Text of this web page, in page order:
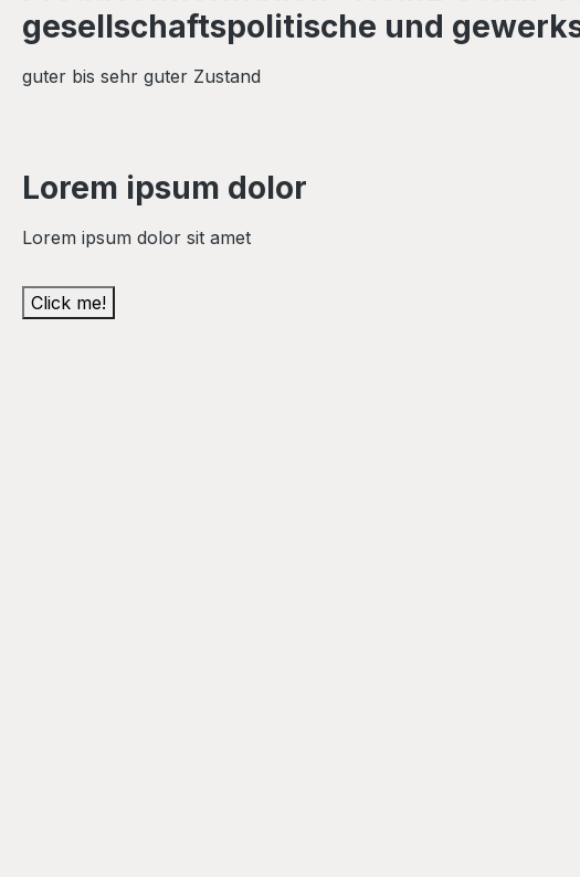
gesellschaftspolitische und
guter bis sehr guter Zustand
Lorem ipsum dolor
Lorem ipsum dolor sit amet
Click me!